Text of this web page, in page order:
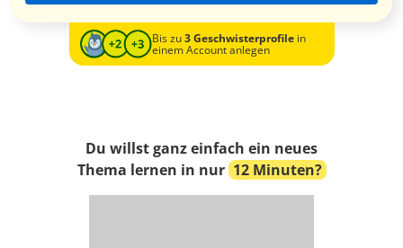
Bis zu3 Geschwisterprofilein
einem Account anlegen
Du willst ganz einfach ein neues
Thema lernen in nur 12 Minuten?